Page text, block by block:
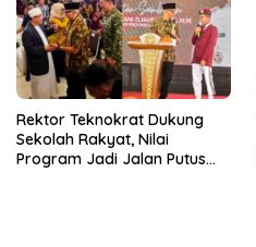
Rektor Teknokrat Dukung
Sekolah Rakyat, Nilai
Program Jadi Jalan Putus